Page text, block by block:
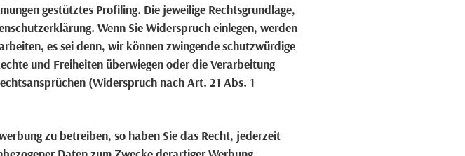
gestütztes Profiling. Die jeweilige Rechtsgrundlage,
Wenn Sie Widerspruch einlegen, werden
es sei denn, wir können zwingende schutzwürdige
und Freiheiten überwiegen oder die Verarbeitung
(Widerspruch nach Art. 21 Abs. 1
zu betreiben, so haben Sie das Recht, jederzeit